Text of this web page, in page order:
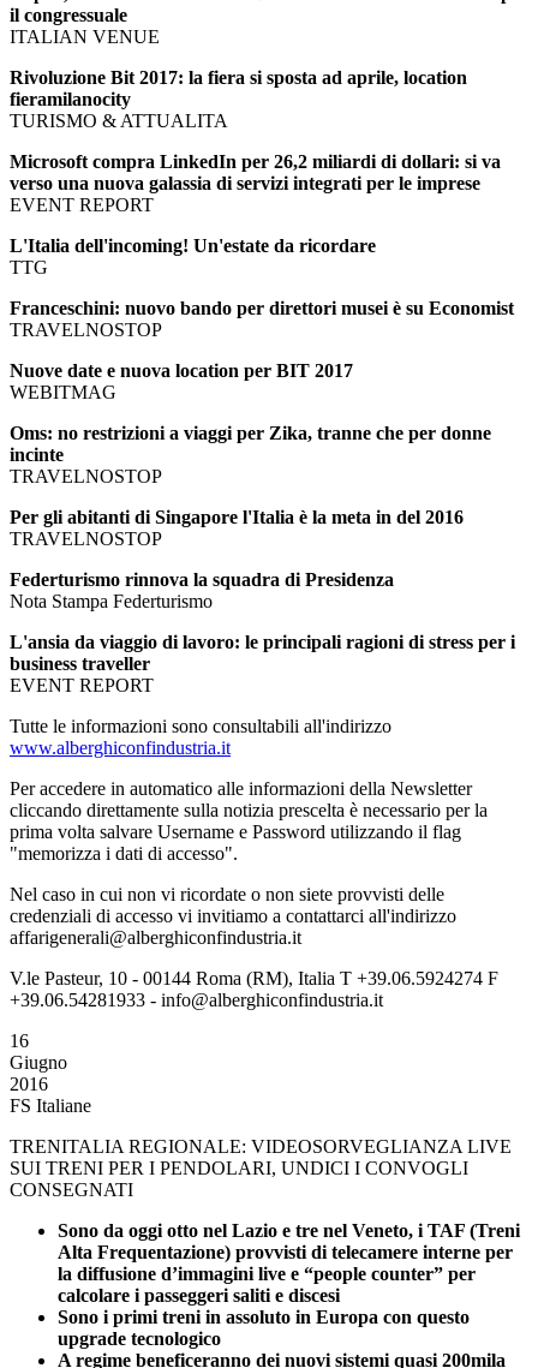
il congressuale
ITALIAN VENUE
Rivoluzione Bit 2017: la fiera si sposta ad aprile, location
fieramilanocity
TURISMO & ATTUALITA
Microsoft compra LinkedIn per 26,2 miliardi di dollari: si va
verso una nuova galassia di servizi integrati per le imprese
EVENT REPORT
L'Italia dell'incoming! Un'estate da ricordare
TTG
Franceschini: nuovo bando per direttori musei è su Economist
TRAVELNOSTOP
Nuove date e nuova location per BIT 2017
WEBITMAG
Oms: no restrizioni a viaggi per Zika, tranne che per donne
incinte
TRAVELNOSTOP
Per gli abitanti di Singapore l'Italia è la meta in del 2016
TRAVELNOSTOP
Federturismo rinnova la squadra di Presidenza
Nota Stampa Federturismo
L'ansia da viaggio di lavoro: le principali ragioni di stress per i
business traveller
EVENT REPORT
Tutte le informazioni sono consultabili all'indirizzo
www.alberghiconfindustria.it
Per accedere in automatico alle informazioni della Newsletter
cliccando direttamente sulla notizia prescelta è necessario per la
prima volta salvare Username e Password utilizzando il flag
"memorizza i dati di accesso".
Nel caso in cui non vi ricordate o non siete provvisti delle
credenziali di accesso vi invitiamo a contattarci all'indirizzo
affarigenerali@alberghiconfindustria.it
V.le Pasteur, 10 - 00144 Roma (RM), Italia T +39.06.5924274 F
+39.06.54281933 - info@alberghiconfindustria.it
16
Giugno
2016
FS Italiane
TRENITALIA REGIONALE: VIDEOSORVEGLIANZA LIVE
SUI TRENI PER I PENDOLARI, UNDICI I CONVOGLI
CONSEGNATI
Sono da oggi otto nel Lazio e tre nel Veneto, i TAF (Treni
Alta Frequentazione) provvisti di telecamere interne per
la diffusione d’immagini live e “people counter” per
calcolare i passeggeri saliti e discesi
Sono i primi treni in assoluto in Europa con questo
upgrade tecnologico
A regime beneficeranno dei nuovi sistemi quasi 200mila